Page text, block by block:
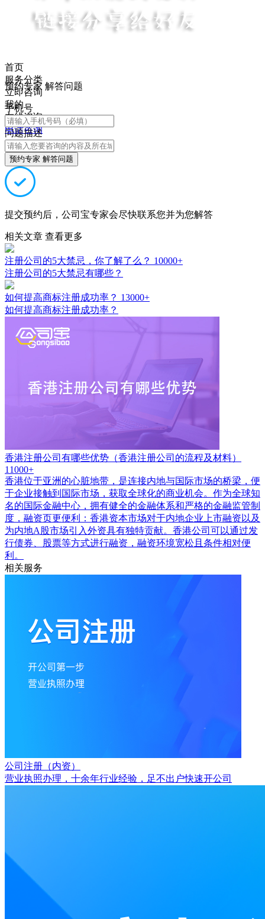
首页
服务分类
立即咨询
我的
在线咨询
电话咨询
预约专家 解答问题
手机号
问题描述
预约专家 解答问题
提交预约后，公司宝专家会尽快联系您并为您解答
相关文章 查看更多
注册公司的5大禁忌，你了解了么？ 10000+
注册公司的5大禁忌有哪些？
如何提高商标注册成功率？ 13000+
如何提高商标注册成功率？
香港注册公司有哪些优势（香港注册公司的流程及材料）
11000+
香港位于亚洲的心脏地带，是连接内地与国际市场的桥梁，便
于企业接触到国际市场，获取全球化的商业机会。作为全球知
名的国际金融中心，拥有健全的金融体系和严格的金融监管制
度，融资页更便利：香港资本市场对于内地企业上市融资以及
为内地A股市场引入外资具有独特贡献。香港公司可以通过发
行债券、股票等方式进行融资，融资环境宽松且条件相对便
利。
相关服务
公司注册（内资）
营业执照办理，十余年行业经验，足不出户快速开公司